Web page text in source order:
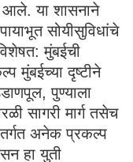
आले. या शासनाने
सोयीसुविधांचे
मुंबईची
मुंबईच्या दृष्टीने
पुण्याला
सागरी मार्ग तसेच
अनेक प्रकल्प
हा युती